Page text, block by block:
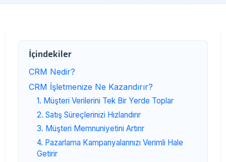
İçindekiler
CRM Nedir?
CRM İşletmenize Ne Kazandırır?
1. Müşteri Verilerini Tek Bir Yerde Toplar
2. Satış Süreçlerinizi Hızlandırır
3. Müşteri Memnuniyetini Artırır
4. Pazarlama Kampanyalarınızı Verimli Hale
Getirir